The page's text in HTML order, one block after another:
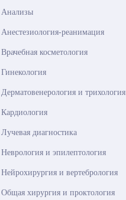
Анализы
Анестезиология-реанимация
Врачебная косметология
Гинекология
Дерматовенерология и трихология
Кардиология
Лучевая диагностика
Неврология и эпилептология
Нейрохирургия и вертебрология
Общая хирургия и проктология